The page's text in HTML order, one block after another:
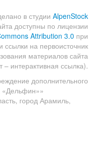
в студии AlpenStock
доступны по лицензии
Attribution 3.0 при
ссылки на первоисточник
материалов сайта
– интерактивная ссылка).
дополнительного
«Дельфин»»
город Арамиль,